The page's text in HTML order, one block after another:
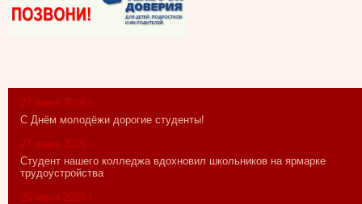
27 июня 2026 г.
С Днём молодёжи дорогие студенты!
27 июня 2026 г.
Студент нашего колледжа вдохновил школьников на ярмарке
трудоустройства
26 июня 2026 г.